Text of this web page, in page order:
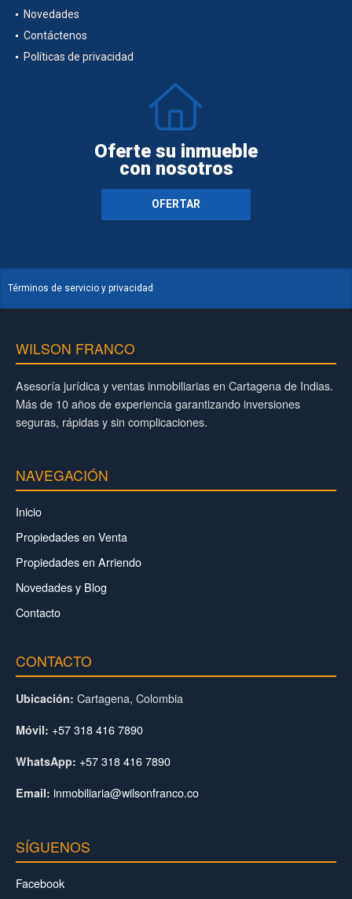
Novedades
Contáctenos
Políticas de privacidad
Oferte su inmueble
con nosotros
OFERTAR
Términos de servicio y privacidad
WILSON FRANCO
Asesoría jurídica y ventas inmobiliarias en Cartagena de Indias.
Más de 10 años de experiencia garantizando inversiones
seguras, rápidas y sin complicaciones.
NAVEGACIÓN
Inicio
Propiedades en Venta
Propiedades en Arriendo
Novedades y Blog
Contacto
CONTACTO
Ubicación: Cartagena, Colombia
Móvil: +57 318 416 7890
WhatsApp: +57 318 416 7890
Email: inmobiliaria@wilsonfranco.co
SÍGUENOS
Facebook